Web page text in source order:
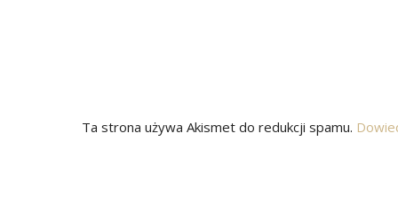
Ta strona używa Akismet do redukcji spamu.